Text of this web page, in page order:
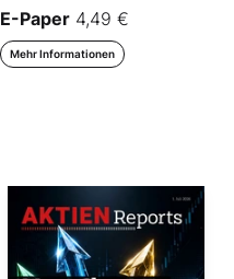
E-Paper 4,49 €
Mehr Informationen